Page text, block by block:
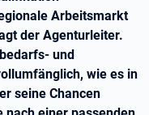
Arbeitsmarkt
der Agenturleiter.
und
wie es in
seine Chancen